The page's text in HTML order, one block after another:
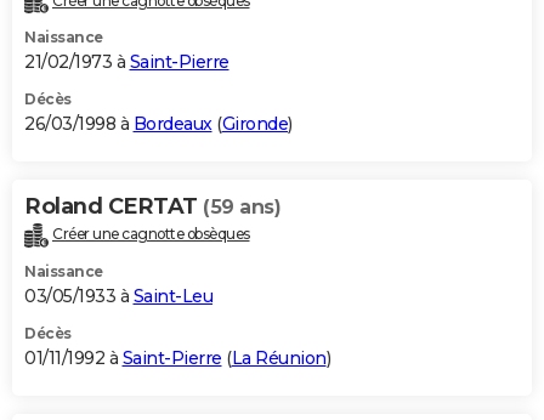
Naissance
21/02/1973 à Saint-Pierre
Décès
26/03/1998 à Bordeaux(Gironde)
Roland CERTAT (59 ans)
Créer une cagnotte obsèques
Naissance
03/05/1933 à Saint-Leu
Décès
01/11/1992 à Saint-Pierre (La Réunion)